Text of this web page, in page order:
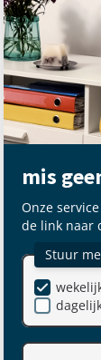
mis
Onze
de link naar
Stuur